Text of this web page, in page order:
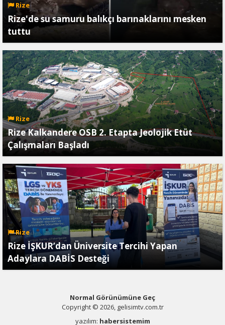
Rize
Rize'de su samuru balıkçı barınaklarını mesken
tuttu
Rize
Rize Kalkandere OSB 2. Etapta Jeolojik Etüt
Çalışmaları Başladı
Rize
Rize İŞKUR’dan Üniversite Tercihi Yapan
Adaylara DABİS Desteği
Normal Görünümüne Geç
Copyright © 2026, gelisimtv.com.tr
yazılım: habersistemim